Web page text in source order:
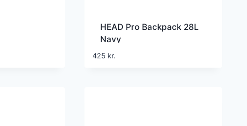
HEAD Pro Backpack 28L
Navy
425 kr.